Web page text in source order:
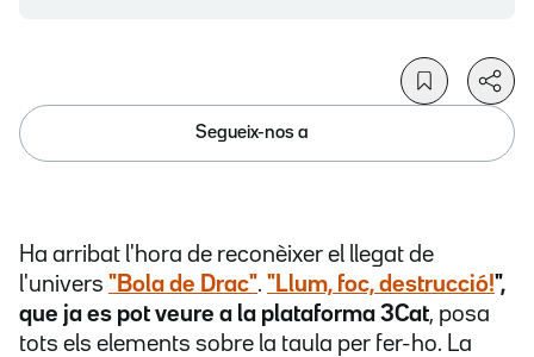
Segueix-nos a
Ha arribat l'hora de reconèixer el llegat de
l'univers "Bola de Drac". "Llum, foc, destrucció!",
que ja es pot veure a la plataforma 3Cat, posa
tots els elements sobre la taula per fer-ho. La